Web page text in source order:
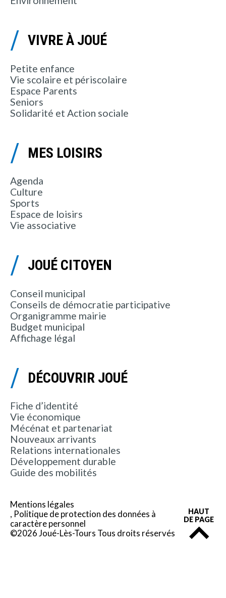
VIVRE À JOUÉ
Petite enfance
Vie scolaire et périscolaire
Espace Parents
Seniors
Solidarité et Action sociale
MES LOISIRS
Agenda
Culture
Sports
Espace de loisirs
Vie associative
JOUÉ CITOYEN
Conseil municipal
Conseils de démocratie participative
Organigramme mairie
Budget municipal
Affichage légal
DÉCOUVRIR JOUÉ
Fiche d’identité
Vie économique
Mécénat et partenariat
Nouveaux arrivants
Relations internationales
Développement durable
Guide des mobilités
Mentions légales
Politique de protection des données à
caractère personnel
©2026 Joué-Lès-Tours Tous droits réservés
HAUT
DE PAGE